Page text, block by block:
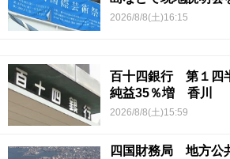
2026/8/8(土)16:15
百十四銀行 第１四
純益35％増 香川
2026/8/8(土)15:59
四国財務局 地方公